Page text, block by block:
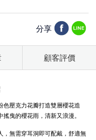
分享
顧客評價
色壓克力花瓣打造雙層櫻花造
曳的櫻花雨，清新又浪漫。
，無需穿耳洞即可配戴，舒適無